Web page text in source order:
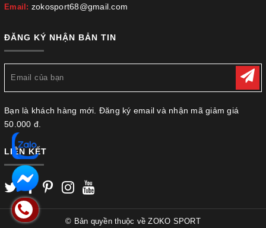
Email: zokosport68@gmail.com
ĐĂNG KÝ NHẬN BẢN TIN
Bạn là khách hàng mới. Đăng ký email và nhận mã giảm giá
50.000 đ.
LIÊN KẾT
© Bản quyền thuộc vềZOKO SPORT